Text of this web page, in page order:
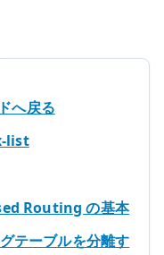
へ戻る
list
Routing の基本
テーブルを分離す